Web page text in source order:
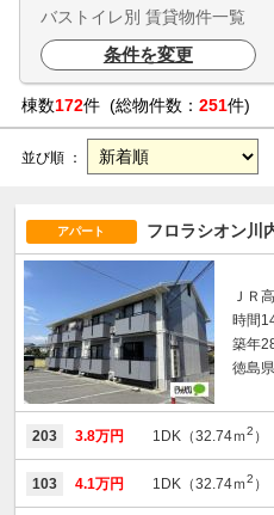
バストイレ別 賃貸物件一覧
条件を変更
棟数172件 (総物件数： 251件)
並び順 ：
アパート フロラシオン川
ＪＲ
時間
築年
徳島
203 3.8万円 1DK（32.74ｍ2 ）
103 4.1万円 1DK（32.74ｍ2 ）